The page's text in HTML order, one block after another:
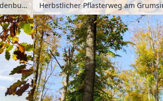
Buchenwald im Grumsiner Forst, Uckermark, Brandenburg, Deutschland